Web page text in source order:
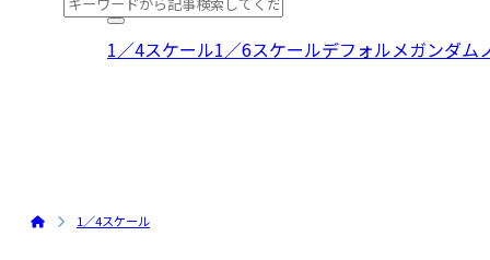
1／4スケール1／6スケールデフォルメガンダム
1／4スケール